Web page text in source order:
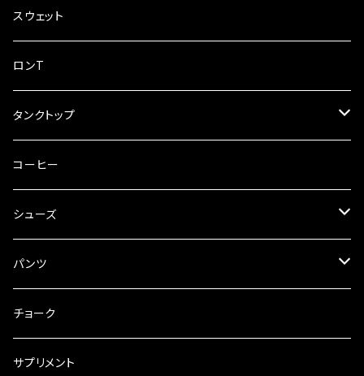
VOLNIXシリーズ
中古ホールド
アメーバ
レターパック可
タイダイ
単色
スウェット
ロンT
タンクトップ
タイダイ
単色
コーヒー
シューズ
SCARPA
UNPARALLEL
MIGNONSTRE
パンツ
tools of the adventure
チョーク
サプリメント